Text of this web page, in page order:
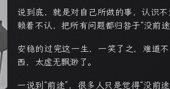
说到底，就是对自己所做的事，认识
赖着不认，把所有问题都归咎于“没前途
安稳的过完这一生，一笑了之，难道
西，太虚无飘渺了。
一说到“前途”，很多人只是觉得“没前